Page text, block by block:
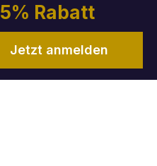
5% Rabatt
Jetzt anmelden